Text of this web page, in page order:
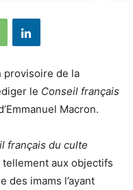
provisoire de la
le Conseil français
Macron.
français du culte
aux objectifs
des imams l’ayant